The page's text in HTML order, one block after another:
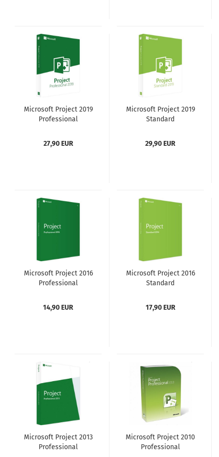
Microsoft Project 2019
Professional
27,90 EUR
Microsoft Project 2019
Standard
29,90 EUR
Microsoft Project 2016
Professional
14,90 EUR
Microsoft Project 2016
Standard
17,90 EUR
Microsoft Project 2013
Professional
Microsoft Project 2010
Professional